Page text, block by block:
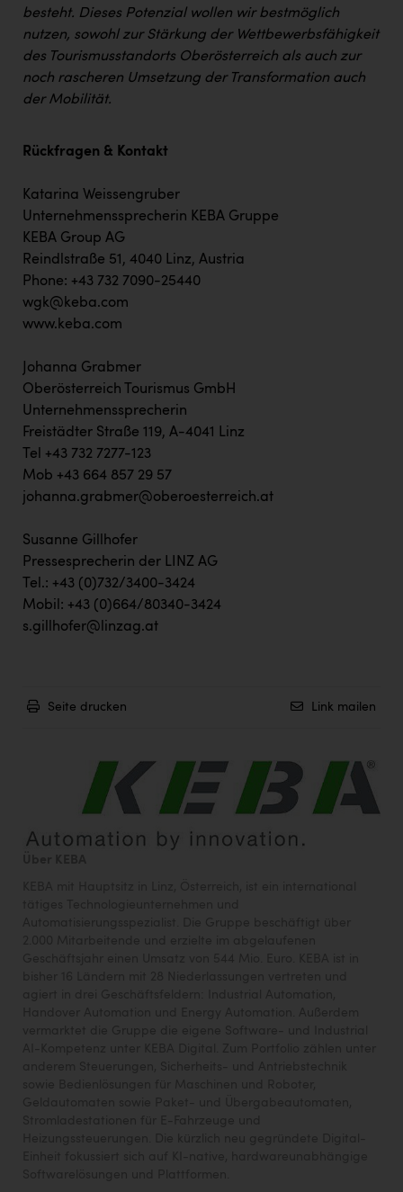
besteht. Dieses Potenzial wollen wir bestmöglich
nutzen, sowohl zur Stärkung der Wettbewerbsfähigkeit
des Tourismusstandorts Oberösterreich als auch zur
noch rascheren Umsetzung der Transformation auch
der Mobilität.
Rückfragen & Kontakt
Katarina Weissengruber
Unternehmenssprecherin KEBA Gruppe
KEBA Group AG
Reindlstraße 51, 4040 Linz, Austria
Phone: +43 732 7090-25440
wgk@keba.com
www.keba.com
Johanna Grabmer
Oberösterreich Tourismus GmbH
Unternehmenssprecherin
Freistädter Straße 119, A-4041 Linz
Tel +43 732 7277-123
Mob +43 664 857 29 57
johanna.grabmer@oberoesterreich.at
Susanne Gillhofer
Pressesprecherin der LINZ AG
Tel.: +43 (0)732/3400-3424
Mobil: +43 (0)664/80340-3424
s.gillhofer@linzag.at
Seite drucken Link mailen